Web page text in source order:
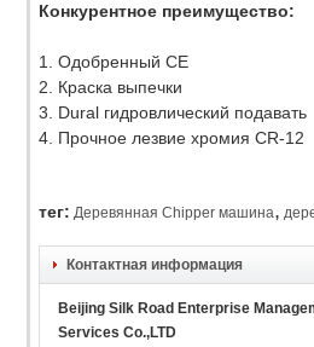
Конкурентное преимущество:
1. Одобренный CE
2. Краска выпечки
3. Dural гидровлический подавать
4. Прочное лезвие хромия CR-12
тег: Деревянная Chipper машина,
Контактная информация
Beijing Silk Road Enterprise
Services Co.,LTD